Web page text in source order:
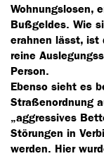
Wohnungslosen,
Bußgeldes. Wie
erahnen lässt, ist
reine
Person.
Ebenso sieht es
Straßenordnung
„aggressives
Störungen in
werden. Hier